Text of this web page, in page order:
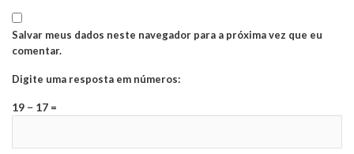
Salvar meus dados neste navegador para a próxima vez que eu
comentar.
Digite uma resposta em números:
19 − 17 =